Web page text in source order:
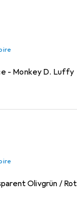
- Monkey D. Luffy
Olivgrün / Rot